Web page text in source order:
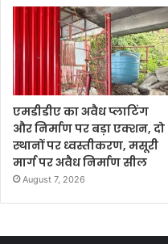
एमडीडीए का अवैध प्लाटिंग
और निर्माण पर बड़ा एक्शन, दो
स्थानों पर ध्वस्तीकरण, मसूरी
मार्ग पर अवैध निर्माण सील
August 7, 2026